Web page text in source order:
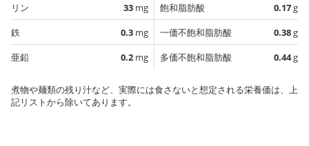
リン
33 mg
鉄
0.3 mg
亜鉛
0.2 mg
飽和脂肪酸
0.17g
一価不飽和脂肪酸
0.38g
多価不飽和脂肪酸
0.44g
煮物や麺類の残り汁など、実際には食さないと想定される栄養価は、上
記リストから除いてあります。